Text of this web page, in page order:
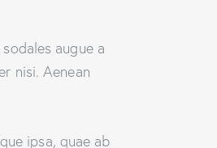
augue a
nisi. Aenean
ipsa, quae ab